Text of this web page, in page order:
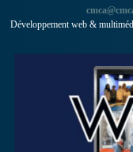
Développement web &